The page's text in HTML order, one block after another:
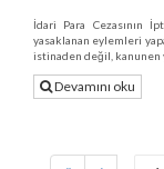
İdari Para Cezasının
yasaklanan eylemleri
istinaden değil, kanunen
Devamını oku